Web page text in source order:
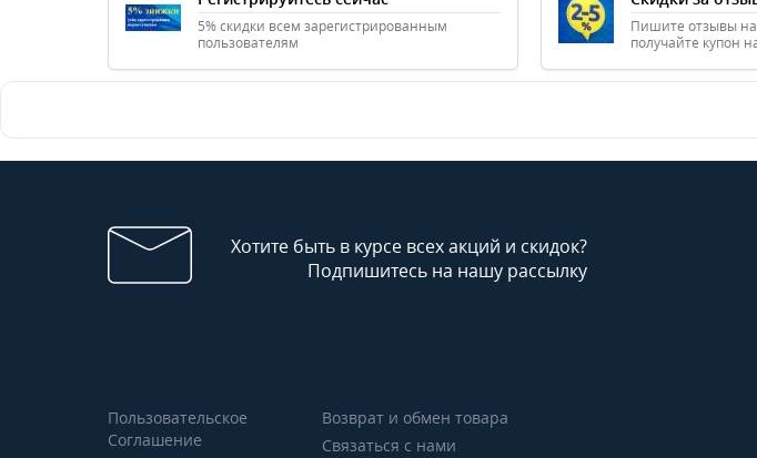
5% скидки всем зарегистрированным
пользователям
Пишите отзывы
получайте купон
Хотите быть в курсе всех акций и скидок?
Подпишитесь на нашу рассылку
Пользовательское
Соглашение
Возврат и обмен товара
Связаться с нами